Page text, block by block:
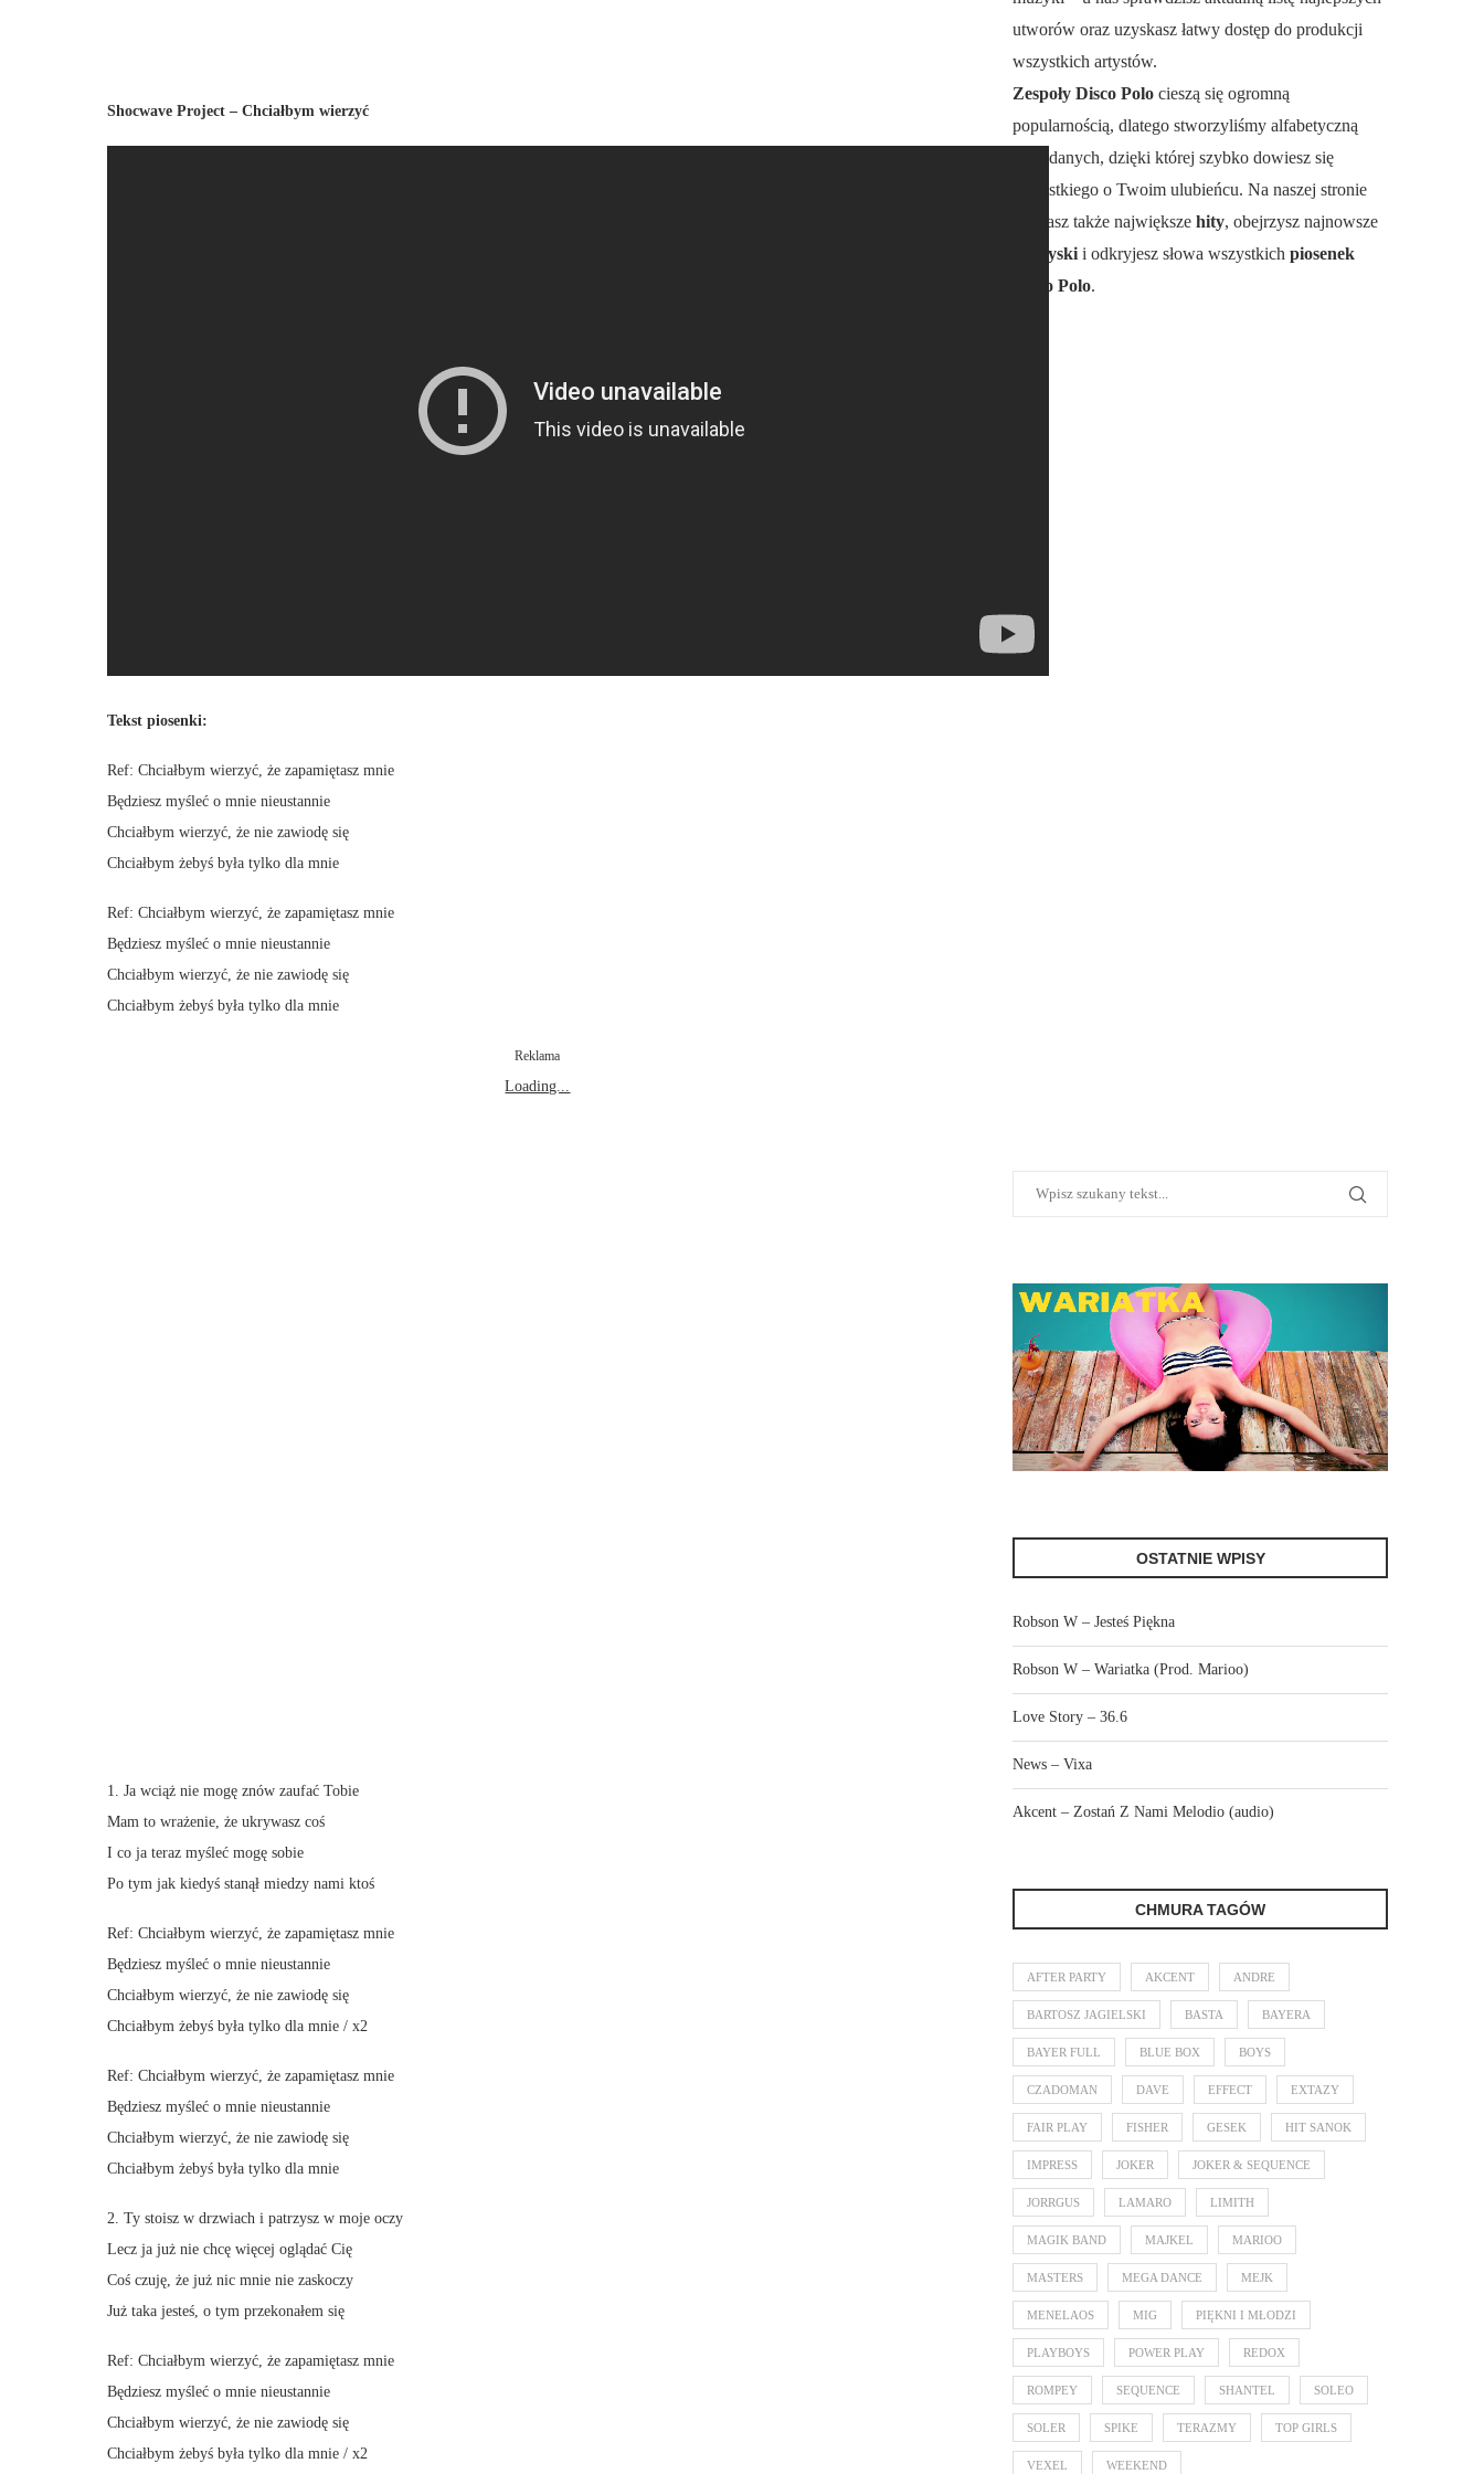
Shocwave Project – Chciałbym wierzyć
Tekst piosenki:
Ref: Chciałbym wierzyć, że zapamiętasz mnie
Będziesz myśleć o mnie nieustannie
Chciałbym wierzyć, że nie zawiodę się
Chciałbym żebyś była tylko dla mnie
Ref: Chciałbym wierzyć, że zapamiętasz mnie
Będziesz myśleć o mnie nieustannie
Chciałbym wierzyć, że nie zawiodę się
Chciałbym żebyś była tylko dla mnie
Reklama
Loading...
1. Ja wciąż nie mogę znów zaufać Tobie
Mam to wrażenie, że ukrywasz coś
I co ja teraz myśleć mogę sobie
Po tym jak kiedyś stanął miedzy nami ktoś
Ref: Chciałbym wierzyć, że zapamiętasz mnie
Będziesz myśleć o mnie nieustannie
Chciałbym wierzyć, że nie zawiodę się
Chciałbym żebyś była tylko dla mnie / x2
Ref: Chciałbym wierzyć, że zapamiętasz mnie
Będziesz myśleć o mnie nieustannie
Chciałbym wierzyć, że nie zawiodę się
Chciałbym żebyś była tylko dla mnie
2. Ty stoisz w drzwiach i patrzysz w moje oczy
Lecz ja już nie chcę więcej oglądać Cię
Coś czuję, że już nic mnie nie zaskoczy
Już taka jesteś, o tym przekonałem się
Ref: Chciałbym wierzyć, że zapamiętasz mnie
Będziesz myśleć o mnie nieustannie
Chciałbym wierzyć, że nie zawiodę się
Chciałbym żebyś była tylko dla mnie / x2
utworów oraz uzyskasz łatwy dostęp do produkcji
wszystkich artystów.
Zespoły Disco Polo cieszą się ogromną
popularnością, dlatego stworzyliśmy alfabetyczną
bazę danych, dzięki której szybko dowiesz się
wszystkiego o Twoim ulubieńcu. Na naszej stronie
poznasz także największe hity, obejrzysz najnowsze
teledyski i odkryjesz słowa wszystkich piosenek
Disco Polo.
OSTATNIE WPISY
Robson W – Jesteś Piękna
Robson W – Wariatka (Prod. Marioo)
Love Story – 36.6
News – Vixa
Akcent – Zostań Z Nami Melodio (audio)
CHMURA TAGÓW
AFTER PARTY AKCENT ANDRE
BARTOSZ JAGIELSKI BASTA BAYERA
BAYER FULL BLUE BOX BOYS
CZADOMAN DAVE EFFECT EXTAZY
FAIR PLAY FISHER GESEK HIT SANOK
IMPRESS JOKER JOKER & SEQUENCE
JORRGUS LAMARO LIMITH
MAGIK BAND MAJKEL MARIOO
MASTERS MEGA DANCE MEJK
MENELAOS MIG PIĘKNI I MŁODZI
PLAYBOYS POWER PLAY REDOX
ROMPEY SEQUENCE SHANTEL SOLEO
SOLER SPIKE TERAZMY TOP GIRLS
VEXEL WEEKEND